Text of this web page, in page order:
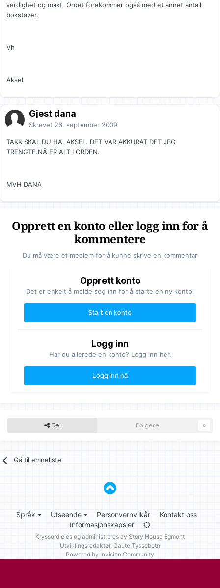
verdighet og makt. Ordet forekommer også med et annet antall
bokstaver.
Vh
Aksel
Gjest dana
Skrevet 26. september 2009
TAKK SKAL DU HA, AKSEL. DET VAR AKKURAT DET JEG
TRENGTE.NÅ ER ALT I ORDEN.
MVH DANA
Opprett en konto eller logg inn for å
kommentere
Du må være et medlem for å kunne skrive en kommentar
Opprett konto
Det er enkelt å melde seg inn for å starte en ny konto!
Start en konto
Logg inn
Har du allerede en konto? Logg inn her.
Logg inn nå
Del Følgere 0
Gå til emneliste
Språk Utseende Personvernvilkår
Kontakt oss
Informasjonskapsler
Kryssord eies og administreres av Story House Egmont
Utviklingsredaktør: Gaute Tyssebotn
Powered by Invision Community